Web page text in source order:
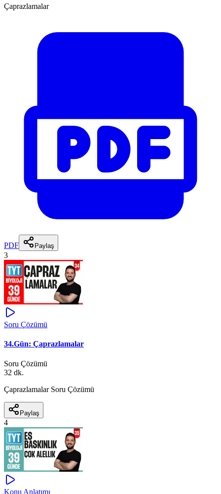
Çaprazlamalar
PDF Paylaş
3
Soru Çözümü
34.Gün: Çaprazlamalar
Soru Çözümü
32 dk.
Çaprazlamalar Soru Çözümü
Paylaş
4
Konu Anlatımı